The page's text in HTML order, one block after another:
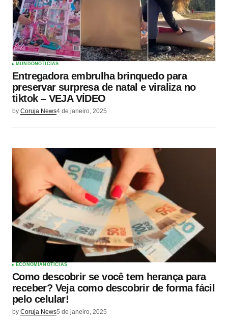
MUNDONOTÍCIAS
Entregadora embrulha brinquedo para
preservar surpresa de natal e viraliza no
tiktok – VEJA VÍDEO
by Coruja News4 de janeiro, 2025
ECONOMIA NOTÍCIAS
Como descobrir se você tem herança para
receber? Veja como descobrir de forma fácil
pelo celular!
by Coruja News5 de janeiro, 2025